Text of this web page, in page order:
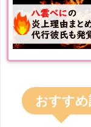
おすすめ